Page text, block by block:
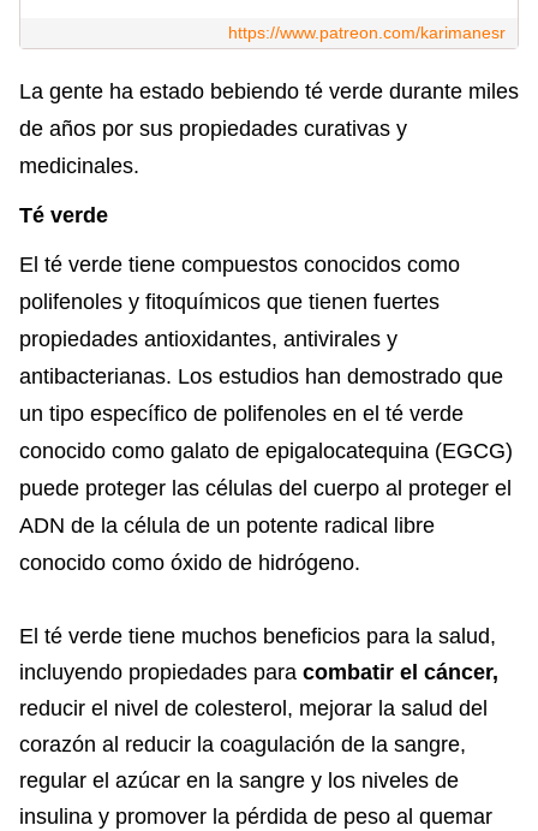
https://www.patreon.com/karimanesr
La gente ha estado bebiendo té verde durante miles
de años por sus propiedades curativas y
medicinales.
Té verde
El té verde tiene compuestos conocidos como
polifenoles y fitoquímicos que tienen fuertes
propiedades antioxidantes, antivirales y
antibacterianas. Los estudios han demostrado que
un tipo específico de polifenoles en el té verde
conocido como galato de epigalocatequina (EGCG)
puede proteger las células del cuerpo al proteger el
ADN de la célula de un potente radical libre
conocido como óxido de hidrógeno.
El té verde tiene muchos beneficios para la salud,
incluyendo propiedades para combatir el cáncer,
reducir el nivel de colesterol, mejorar la salud del
corazón al reducir la coagulación de la sangre,
regular el azúcar en la sangre y los niveles de
insulina y promover la pérdida de peso al quemar